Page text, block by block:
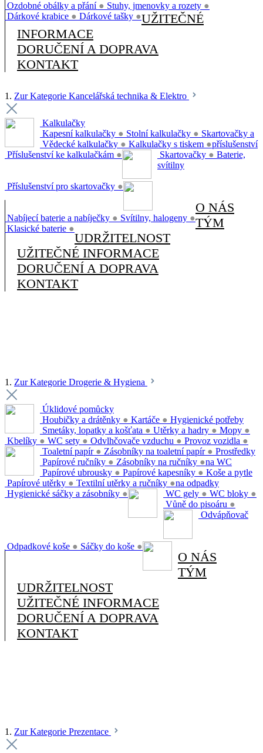
Ozdobné obálky a přání ● Stuhy, jmenovky a rozety ●
Dárkové krabice ● Dárkové tašky ●UŽITEČNÉ
INFORMACE
DORUČENÍ A DOPRAVA
KONTAKT
1. Zur Kategorie Kancelářská technika & Elektro
Kalkulačky
Kapesní kalkulačky ● Stolní kalkulačky ●
Vědecké kalkulačky ● Kalkulačky s tiskem ●
Příslušenství ke kalkulačkám ●
Skartovačky a
příslušenství
Skartovačky ●
Příslušenství pro skartovačky ●
Baterie,
svítilny
Nabíjecí baterie a nabíječky ● Svítilny, halogeny ●
Klasické baterie ●
O NÁS
TÝM
UDRŽITELNOST
UŽITEČNÉ INFORMACE
DORUČENÍ A DOPRAVA
KONTAKT
1. Zur Kategorie Drogerie & Hygiena
Úklidové pomůcky
Houbičky a drátěnky ● Kartáče ●
Smetáky, lopatky a košťata ● Utěrky a hadry ● Mopy ●
Kbelíky ● WC sety ● Odvlhčovače vzduchu ● Provoz vozidla ●
Hygienické potřeby
Toaletní papír ● Zásobníky na toaletní papír ●
Papírové ručníky ● Zásobníky na ručníky ●
Papírové ubrousky ● Papírové kapesníky ●
Papírové utěrky ● Textilní utěrky a ručníky ●
Hygienické sáčky a zásobníky ●
Prostředky
na WC
WC gely ● WC bloky ●
Vůně do pisoáru ●
Koše a pytle
na odpadky
Odpadkové koše ● Sáčky do koše ●
Odvápňovač
O NÁS
TÝM
UDRŽITELNOST
UŽITEČNÉ INFORMACE
DORUČENÍ A DOPRAVA
KONTAKT
1. Zur Kategorie Prezentace